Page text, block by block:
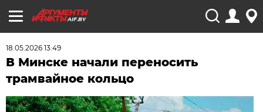
AIF.BY
18.05.2026 13:49
В Минске начали переносить
трамвайное кольцо